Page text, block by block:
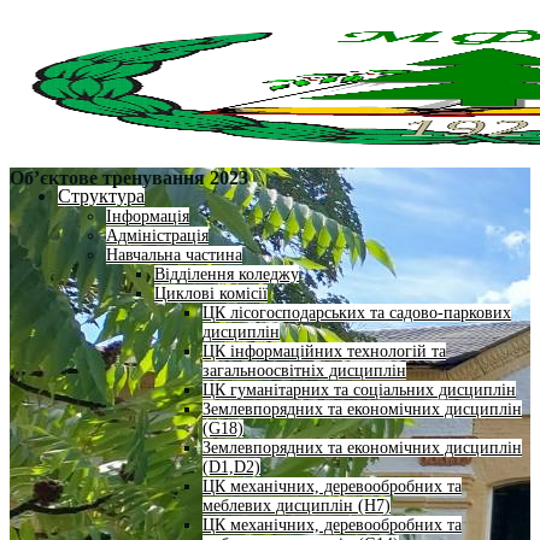
Структура
Інформація
Адміністрація
Навчальна частина
Відділення коледжу
Циклові комісії
ЦК лісогосподарських та садово-паркових
дисциплін
ЦК інформаційних технологій та
загальноосвітніх дисциплін
ЦК гуманітарних та соціальних дисциплін
Землевпорядних та економічних дисциплін
(G18)
Землевпорядних та економічних дисциплін
(D1,D2)
ЦК механічних, деревообробних та
меблевих дисциплін (H7)
ЦК механічних, деревообробних та
Об’єктове тренування 2023